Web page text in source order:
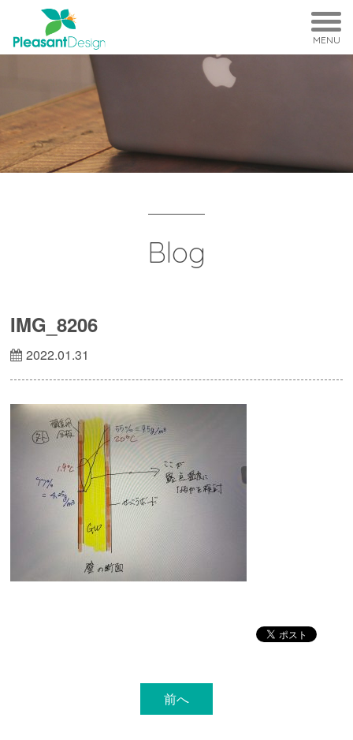
MENU
Blog
IMG_8206
2022.01.31
前へ